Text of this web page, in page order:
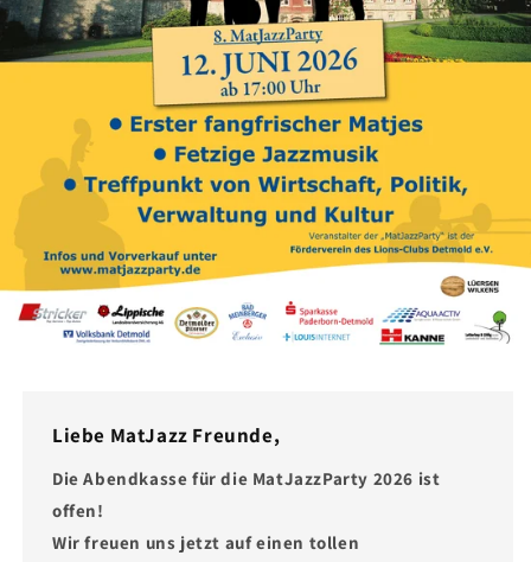
Liebe MatJazz Freunde,
Die Abendkasse für die MatJazzParty 2026 ist
offen!
Wir freuen uns jetzt auf einen tollen